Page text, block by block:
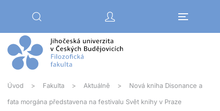
Úvod Fakulta Aktuálně Nová kniha Disonance a
fata morgána představena na festivalu Svět knihy v Praze